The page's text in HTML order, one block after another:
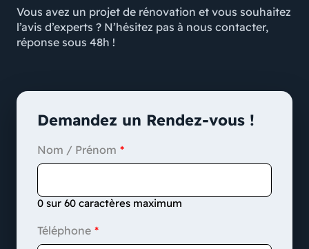
Vous avez un projet de rénovation et vous souhaitez
l’avis d’experts ? N’hésitez pas à nous contacter,
réponse sous 48h !
Demandez un Rendez-vous !
Nom / Prénom
0 sur 60 caractères maximum
Téléphone